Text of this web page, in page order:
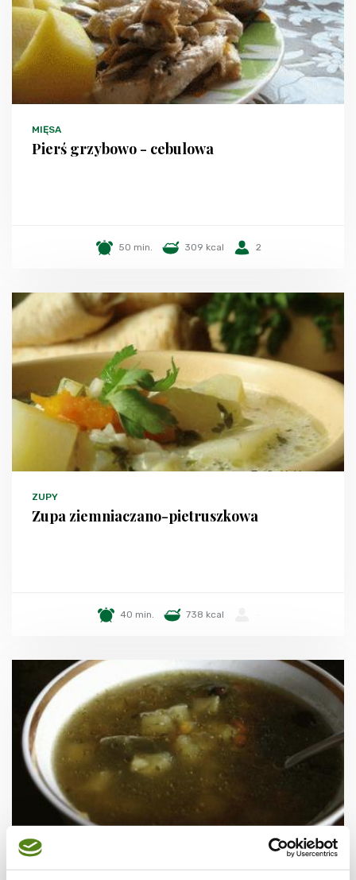
MIĘSA
Pierś grzybowo - cebulowa
50 min. 309 kcal 2
ZUPY
Zupa ziemniaczano-pietruszkowa
40 min. 738 kcal